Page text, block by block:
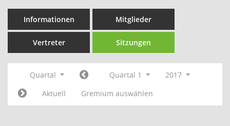
Informationen Mitglieder
Vertreter Sitzungen
Quartal Quartal 1
2017
Aktuell
Gremium auswählen